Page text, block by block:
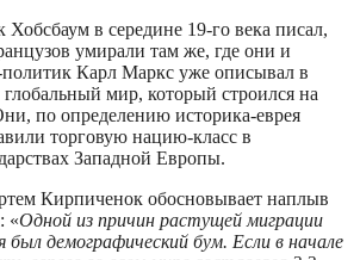
в середине 19-го века писал,
умирали там же, где они и
Карл Маркс уже описывал в
мир, который строился на
по определению историка-еврея
торговую нацию-класс в
Западной Европы.
Кирпиченок обосновывает наплыв
«Одной из причин растущей миграции
был демографический бум. Если в начале